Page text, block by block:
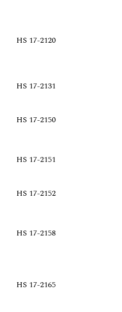
HS 17-2120
HS 17-2131
HS 17-2150
HS 17-2151
HS 17-2152
HS 17-2158
HS 17-2165